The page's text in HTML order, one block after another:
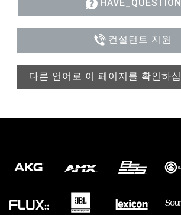
HAVE_QUESTION
컨설턴트 지원
다른 언어로 이 페이지를 확인하